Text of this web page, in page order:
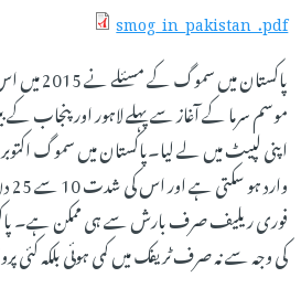
smog_in_pakistan_.pdf
پاکستان
موسم سرما کے آغاز سے پہلے لاہور اور پنجاب
اپنی لپیٹ میں لے لیا۔پاکستان میں سموگ
فوری ریلیف صرف بارش سے ہی ممکن ہے۔
کی وجہ سے نہ صرف ٹریفک میں کمی ہوئی بلکہ کئی